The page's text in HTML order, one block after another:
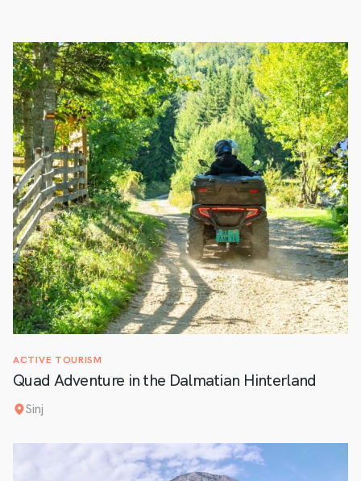
ACTIVE TOURISM
Quad Adventure in the Dalmatian Hinterland
Sinj